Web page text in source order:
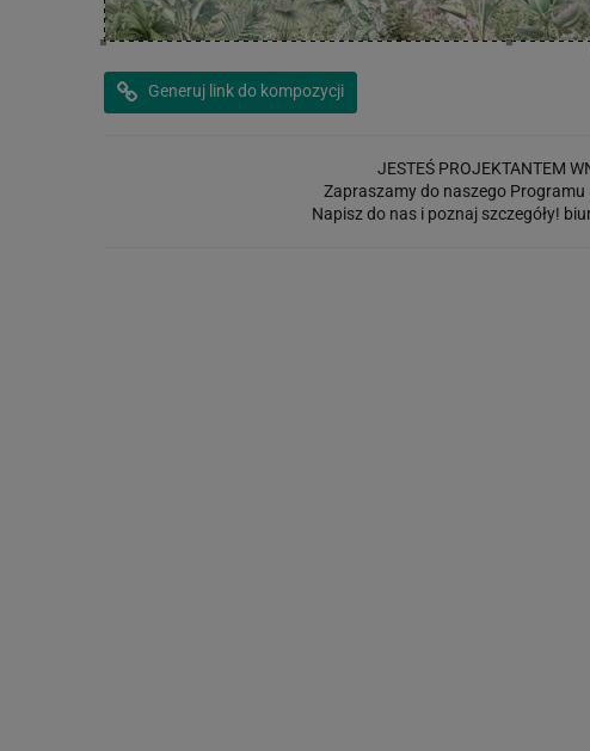
Generuj link do kompozycji
JESTEŚ PROJEKTANTEM
Zapraszamy do naszego Programu
Napisz do nas i poznaj szczegóły!